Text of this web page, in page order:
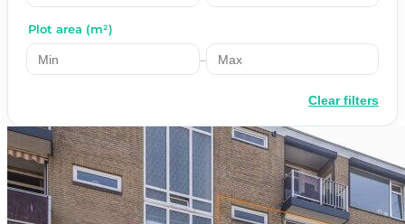
Plot area (m²)
–
Clear filters